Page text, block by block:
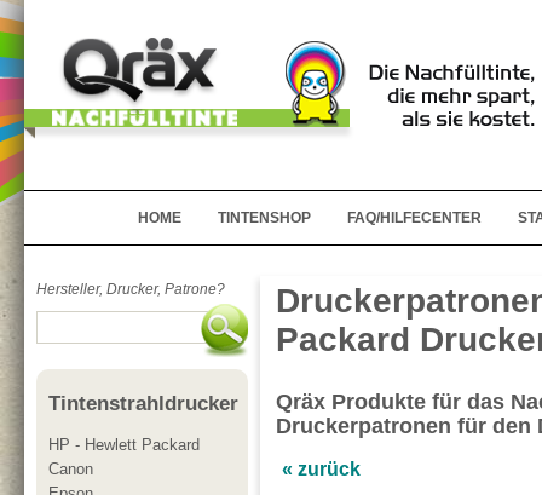
HOME TINTENSHOP FAQ/HILFECENTER
Hersteller, Drucker, Patrone?
Tintenstrahldrucker
HP - Hewlett Packard
Canon
Packard
Qräx Produkte für das
Druckerpatronen für den
« zurück